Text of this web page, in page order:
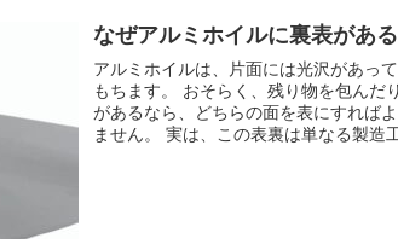
なぜアルミホイルに裏表があ
アルミホイルは、片面には光沢があっ
もちます。 おそらく、残り物を包んだ
があるなら、どちらの面を表にすれば
ません。 実は、この表裏は単なる製造